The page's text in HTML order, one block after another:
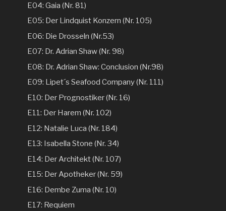
E04: Gaia (Nr. 81)
E05: Der Lindquist Konzern (Nr. 105)
E06: Die Drosseln (Nr.53)
E07: Dr. Adrian Shaw (Nr. 98)
E08: Dr. Adrian Shaw: Conclusion (Nr.98)
E09: Lipet´s Seafood Company (Nr. 111)
E10: Der Prognostiker (Nr. 16)
E11: Der Harem (Nr. 102)
E12: Natalie Luca (Nr. 184)
E13: Isabella Stone (Nr. 34)
E14: Der Architekt (Nr. 107)
E15: Der Apotheker (Nr. 59)
E16: Dembe Zuma (Nr. 10)
E17: Requiem